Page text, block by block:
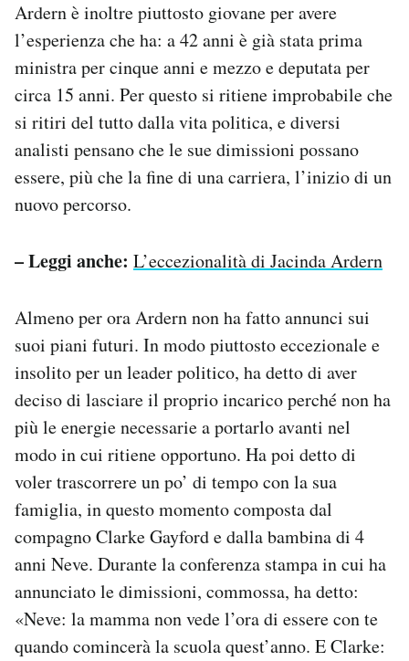
Ardern è inoltre piuttosto giovane per avere
l’esperienza che ha: a 42 anni è già stata prima
ministra per cinque anni e mezzo e deputata per
circa 15 anni. Per questo si ritiene improbabile che
si ritiri del tutto dalla vita politica, e diversi
analisti pensano che le sue dimissioni possano
essere, più che la fine di una carriera, l’inizio di un
nuovo percorso.
– Leggi anche: L’eccezionalità di Jacinda Ardern
Almeno per ora Ardern non ha fatto annunci sui
suoi piani futuri. In modo piuttosto eccezionale e
insolito per un leader politico, ha detto di aver
deciso di lasciare il proprio incarico perché non ha
più le energie necessarie a portarlo avanti nel
modo in cui ritiene opportuno. Ha poi detto di
voler trascorrere un po’ di tempo con la sua
famiglia, in questo momento composta dal
compagno Clarke Gayford e dalla bambina di 4
anni Neve. Durante la conferenza stampa in cui ha
annunciato le dimissioni, commossa, ha detto:
«Neve: la mamma non vede l’ora di essere con te
quando comincerà la scuola quest’anno. E Clarke: